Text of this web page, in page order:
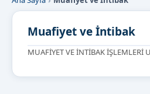
Muafiyet ve İntibak
MUAFİYET VE İNTİBAK İŞLEMLERİ